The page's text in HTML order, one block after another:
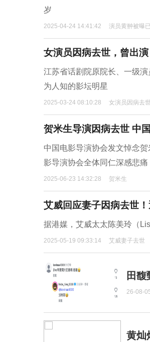
岁
2025-04-24 14:41:42 演员黄翀被曝
女演员因病去世，曾出
江苏省话剧院原院长、一级
为人知的影坛明星
2025-03-24 08:10:28 女演员因病去
贺米生导演因病去世 中
中国电影导演协会发文悼念
影导演协会全体同仁深感悲
2025-06-23 14:32:28 贺米生
艾威回应妻子因病去世
据港媒，艾威太太陈美玲（
2025-05-19 09:33:14 艾威妻子去世
田
26-08-
黄灿